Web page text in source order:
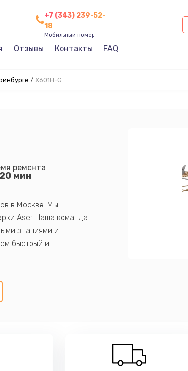
+7 (343) 239-52-
18
Мобильный номер
Отзывы Контакты FAQ
/ X601H-G
ремонта
мин
в Москве. Мы
Aser. Наша команда
знаниями и
быстрый и
компонентов, а также
удовлетворяя их
на ремонт уже